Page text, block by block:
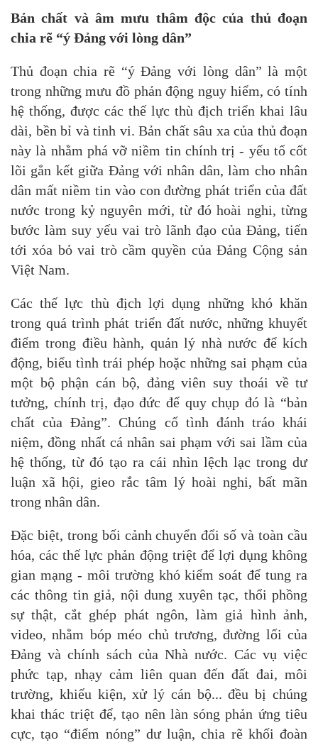
Bản chất và âm mưu thâm độc của thủ đoạn
chia rẽ “ý Đảng với lòng dân”
Thủ đoạn chia rẽ “ý Đảng với lòng dân” là một
trong những mưu đồ phản động nguy hiểm, có tính
hệ thống, được các thế lực thù địch triển khai lâu
dài, bền bỉ và tinh vi. Bản chất sâu xa của thủ đoạn
này là nhằm phá vỡ niềm tin chính trị - yếu tố cốt
lõi gắn kết giữa Đảng với nhân dân, làm cho nhân
dân mất niềm tin vào con đường phát triển của đất
nước trong kỷ nguyên mới, từ đó hoài nghi, từng
bước làm suy yếu vai trò lãnh đạo của Đảng, tiến
tới xóa bỏ vai trò cầm quyền của Đảng Cộng sản
Việt Nam.
Các thế lực thù địch lợi dụng những khó khăn
trong quá trình phát triển đất nước, những khuyết
điểm trong điều hành, quản lý nhà nước để kích
động, biểu tình trái phép hoặc những sai phạm của
một bộ phận cán bộ, đảng viên suy thoái về tư
tưởng, chính trị, đạo đức để quy chụp đó là “bản
chất của Đảng”. Chúng cố tình đánh tráo khái
niệm, đồng nhất cá nhân sai phạm với sai lầm của
hệ thống, từ đó tạo ra cái nhìn lệch lạc trong dư
luận xã hội, gieo rắc tâm lý hoài nghi, bất mãn
trong nhân dân.
Đặc biệt, trong bối cảnh chuyển đổi số và toàn cầu
hóa, các thế lực phản động triệt để lợi dụng không
gian mạng - môi trường khó kiểm soát để tung ra
các thông tin giả, nội dung xuyên tạc, thổi phồng
sự thật, cắt ghép phát ngôn, làm giả hình ảnh,
video, nhằm bóp méo chủ trương, đường lối của
Đảng và chính sách của Nhà nước. Các vụ việc
phức tạp, nhạy cảm liên quan đến đất đai, môi
trường, khiếu kiện, xử lý cán bộ... đều bị chúng
khai thác triệt để, tạo nên làn sóng phản ứng tiêu
cực, tạo “điểm nóng” dư luận, chia rẽ khối đoàn